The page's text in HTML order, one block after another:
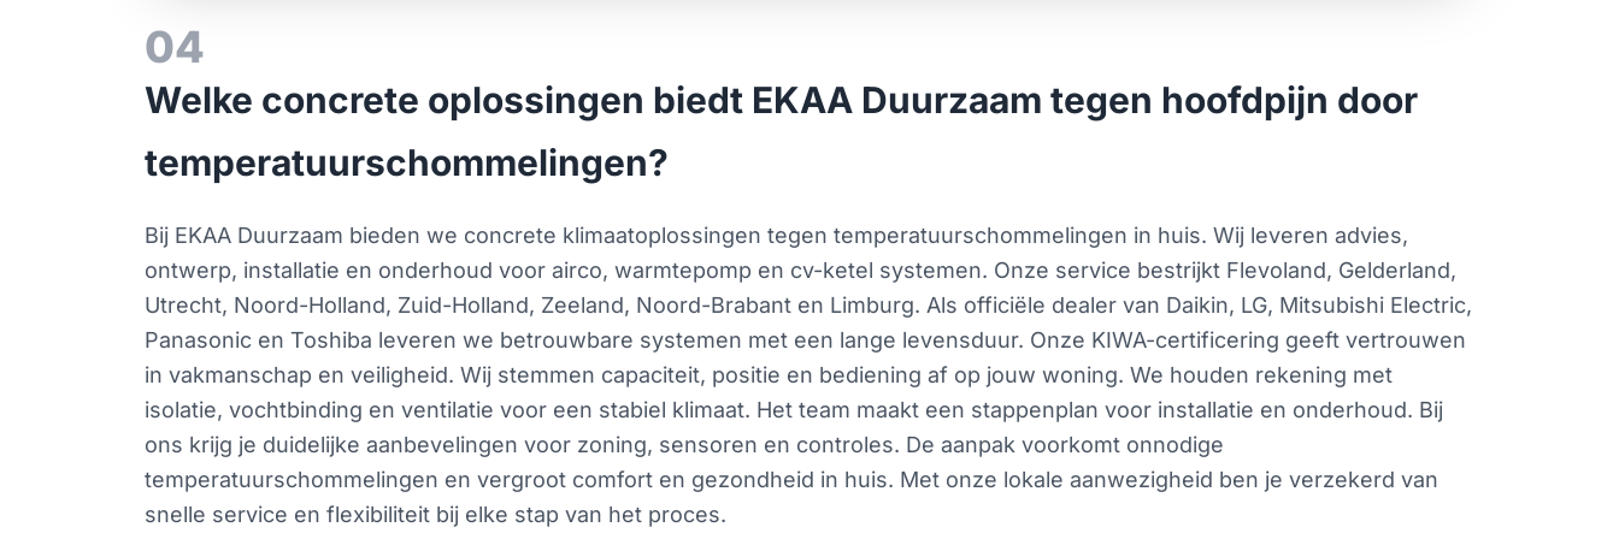
04
Welke concrete oplossingen biedt EKAA Duurzaam tegen hoofdpijn door
temperatuurschommelingen?
Bij EKAA Duurzaam bieden we concrete klimaatoplossingen tegen temperatuurschommelingen in huis. Wij leveren advies,
ontwerp, installatie en onderhoud voor airco, warmtepomp en cv-ketel systemen. Onze service bestrijkt Flevoland, Gelderland,
Utrecht, Noord-Holland, Zuid-Holland, Zeeland, Noord-Brabant en Limburg. Als officiële dealer van Daikin, LG, Mitsubishi Electric,
Panasonic en Toshiba leveren we betrouwbare systemen met een lange levensduur. Onze KIWA-certificering geeft vertrouwen
in vakmanschap en veiligheid. Wij stemmen capaciteit, positie en bediening af op jouw woning. We houden rekening met
isolatie, vochtbinding en ventilatie voor een stabiel klimaat. Het team maakt een stappenplan voor installatie en onderhoud. Bij
ons krijg je duidelijke aanbevelingen voor zoning, sensoren en controles. De aanpak voorkomt onnodige
temperatuurschommelingen en vergroot comfort en gezondheid in huis. Met onze lokale aanwezigheid ben je verzekerd van
snelle service en flexibiliteit bij elke stap van het proces.